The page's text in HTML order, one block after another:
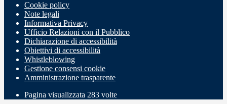
Cookie policy
Note legali
Informativa Privacy
Ufficio Relazioni con il Pubblico
Dichiarazione di accessibilità
Obiettivi di accessibilità
Whistleblowing
Gestione consensi cookie
Amministrazione trasparente
Pagina visualizzata 283 volte